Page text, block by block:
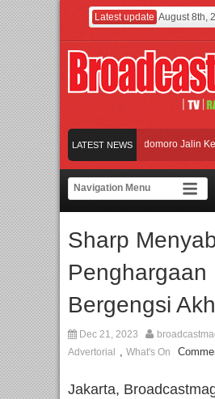
Latest update August 8th,
LATEST NEWS
dan Universitas Agung Podomoro Jalin Kerja
Jakarta dengan Ribuan Mainan dan
dan Universitas Agung Podomoro Jalin Kerja
Sharp
Penghargaan
Bergengsi
Dec 21, 2023
Advertorial
, What's On
Jakarta,